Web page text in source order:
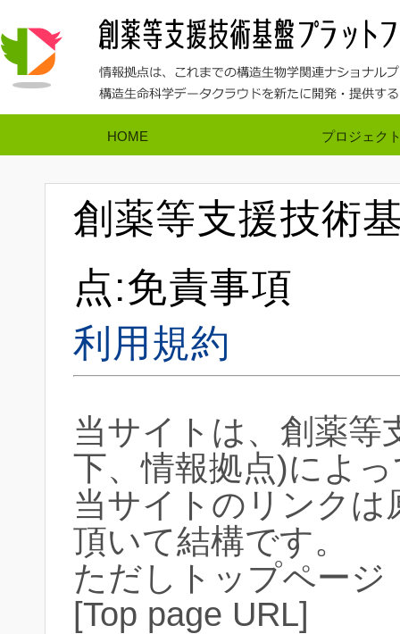
HOME プロジェク
創薬等支援技術
点:免責事項
利用規約
当サイトは、創薬等
下、情報拠点)によ
当サイトのリンクは
頂いて結構です。
ただしトップページ
[Top page URL]